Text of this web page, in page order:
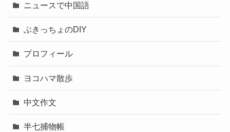
ニュースで中国語
ぶきっちょのDIY
プロフィール
ヨコハマ散歩
中文作文
半七捕物帳